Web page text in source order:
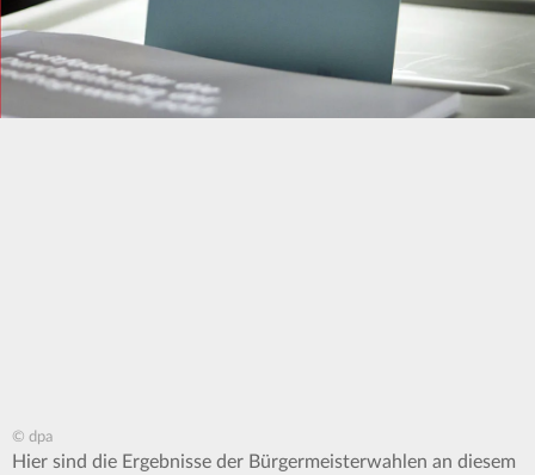
© dpa
Hier sind die Ergebnisse der Bürgermeisterwahlen an diesem